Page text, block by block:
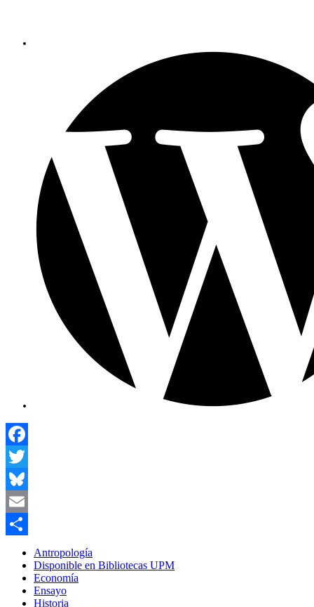
Facebook
Twitter
Bluesky
Email
Compartir
Antropología
Disponible en Bibliotecas UPM
Economía
Ensayo
Historia